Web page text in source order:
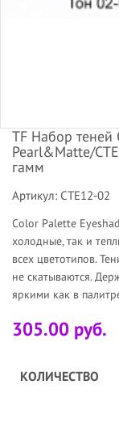
TF Набор теней
Pearl&Matte/
гамм
Артикул: CTE12-02
Color Palette
холодные, так и
всех цветотипов.
не скатываются.
яркими как в
305.00 руб.
КОЛИЧЕСТВО